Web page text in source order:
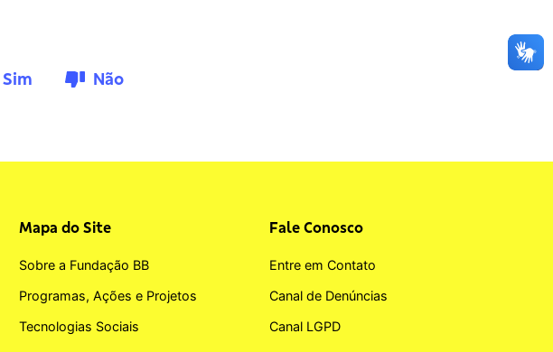
Sim Não
Mapa do Site
Sobre a Fundação BB
Programas, Ações e Projetos
Tecnologias Sociais
Fale Conosco
Entre em Contato
Canal de Denúncias
Canal LGPD